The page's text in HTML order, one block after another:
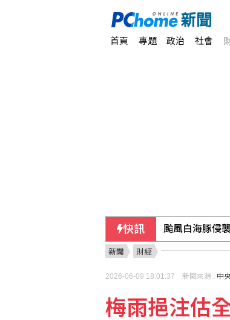
首頁 專題 政治 社會
快訊 給年輕球員容
藥華藥：AOP
新聞 財經
2026-06-09 18:01:37 新聞來源 : 中
梅雨挹注估